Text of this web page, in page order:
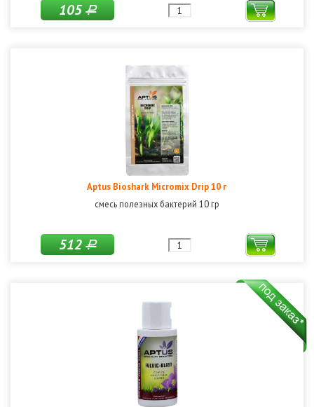
105Р
Aptus Bioshark Micromix Drip 10 г
смесь полезных бактерий 10 гр
512Р